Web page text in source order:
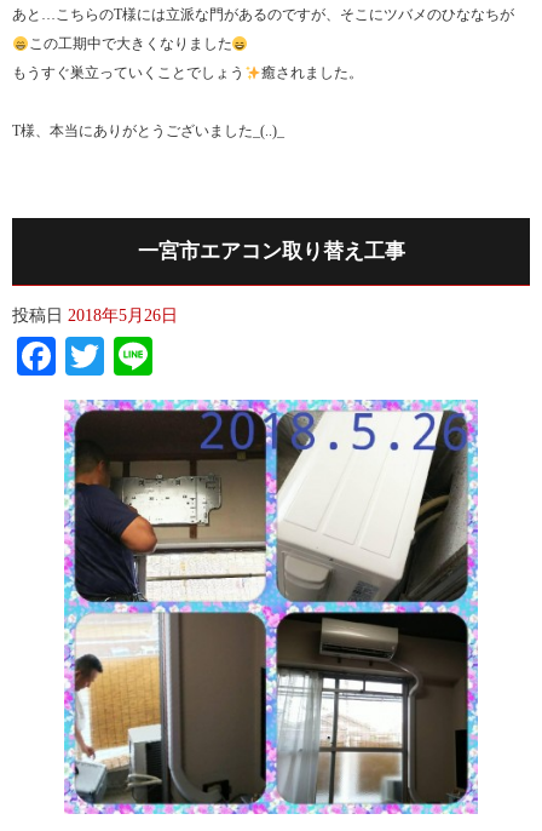
あと…こちらのT様には立派な門があるのですが、そこにツバメのひななちが
この工期中で大きくなりました
もうすぐ巣立っていくことでしょう
癒されました。
T様、本当にありがとうございました_(..)_
一宮市エアコン取り替え工事
投稿日 2018年5月26日
Facebook
Twitter